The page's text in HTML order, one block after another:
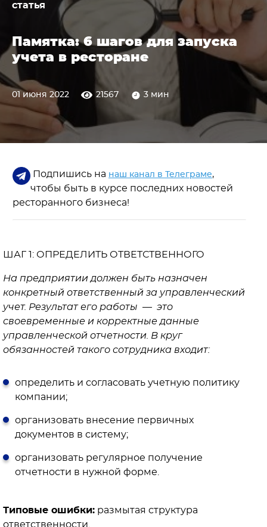
статья
Памятка: 6 шагов для запуска
учета в ресторане
01 июня 2022 21567 3 мин
Подпишись на наш канал в Телеграме,
чтобы быть в курсе последних новостей
ресторанного бизнеса!
ШАГ 1: ОПРЕДЕЛИТЬ ОТВЕТСТВЕННОГО
На предприятии должен быть назначен
конкретный ответственный за управленческий
учет. Результат его работы — это
своевременные и корректные данные
управленческой отчетности. В круг
обязанностей такого сотрудника входит:
определить и согласовать учетную политику
компании;
организовать внесение первичных
документов в систему;
организовать регулярное получение
отчетности в нужной форме.
Типовые ошибки: размытая структура
ответственности.